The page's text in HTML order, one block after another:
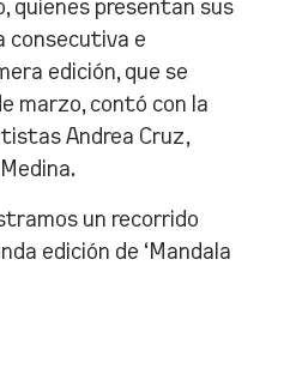
quienes presentan sus
consecutiva e
edición, que se
marzo, contó con la
Andrea Cruz,
un recorrido
edición de ‘Mandala